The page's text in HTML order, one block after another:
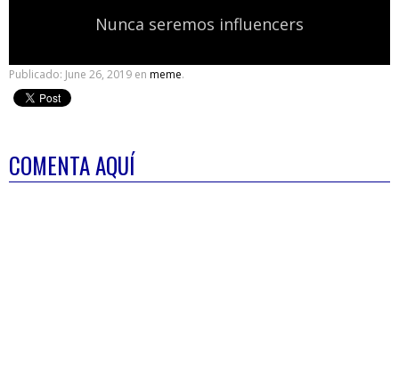
Nunca seremos influencers
Publicado: June 26, 2019 en meme.
COMENTA AQUÍ